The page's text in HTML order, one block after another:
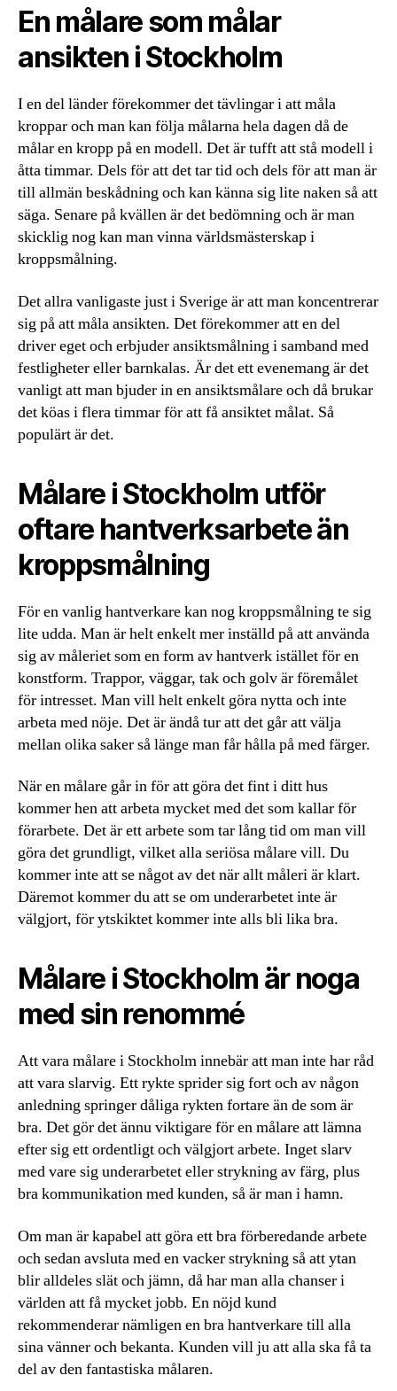
En målare som målar
ansikten i Stockholm
I en del länder förekommer det tävlingar i att måla
kroppar och man kan följa målarna hela dagen då de
målar en kropp på en modell. Det är tufft att stå modell i
åtta timmar. Dels för att det tar tid och dels för att man är
till allmän beskådning och kan känna sig lite naken så att
säga. Senare på kvällen är det bedömning och är man
skicklig nog kan man vinna världsmästerskap i
kroppsmålning.
Det allra vanligaste just i Sverige är att man koncentrerar
sig på att måla ansikten. Det förekommer att en del
driver eget och erbjuder ansiktsmålning i samband med
festligheter eller barnkalas. Är det ett evenemang är det
vanligt att man bjuder in en ansiktsmålare och då brukar
det köas i flera timmar för att få ansiktet målat. Så
populärt är det.
Målare i Stockholm utför
oftare hantverksarbete än
kroppsmålning
För en vanlig hantverkare kan nog kroppsmålning te sig
lite udda. Man är helt enkelt mer inställd på att använda
sig av måleriet som en form av hantverk istället för en
konstform. Trappor, väggar, tak och golv är föremålet
för intresset. Man vill helt enkelt göra nytta och inte
arbeta med nöje. Det är ändå tur att det går att välja
mellan olika saker så länge man får hålla på med färger.
När en målare går in för att göra det fint i ditt hus
kommer hen att arbeta mycket med det som kallar för
förarbete. Det är ett arbete som tar lång tid om man vill
göra det grundligt, vilket alla seriösa målare vill. Du
kommer inte att se något av det när allt måleri är klart.
Däremot kommer du att se om underarbetet inte är
välgjort, för ytskiktet kommer inte alls bli lika bra.
Målare i Stockholm är noga
med sin renommé
Att vara målare i Stockholm innebär att man inte har råd
att vara slarvig. Ett rykte sprider sig fort och av någon
anledning springer dåliga rykten fortare än de som är
bra. Det gör det ännu viktigare för en målare att lämna
efter sig ett ordentligt och välgjort arbete. Inget slarv
med vare sig underarbetet eller strykning av färg, plus
bra kommunikation med kunden, så är man i hamn.
Om man är kapabel att göra ett bra förberedande arbete
och sedan avsluta med en vacker strykning så att ytan
blir alldeles slät och jämn, då har man alla chanser i
världen att få mycket jobb. En nöjd kund
rekommenderar nämligen en bra hantverkare till alla
sina vänner och bekanta. Kunden vill ju att alla ska få ta
del av den fantastiska målaren.